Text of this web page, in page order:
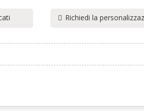
Richiedi la